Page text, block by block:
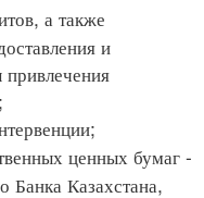
а также
и
ценных бумаг -
Банка Казахстана,